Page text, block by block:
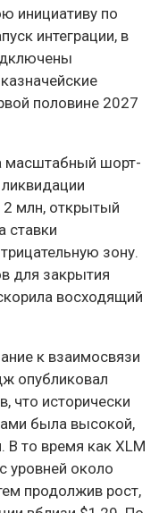
инициативу по
интеграции, в
половине 2027
масштабный шорт-
млн, открытый
ставки
зону.
для закрытия
восходящий
к взаимосвязи
опубликовал
что исторически
была высокой,
В то время как XLM
уровней около
продолжив рост,